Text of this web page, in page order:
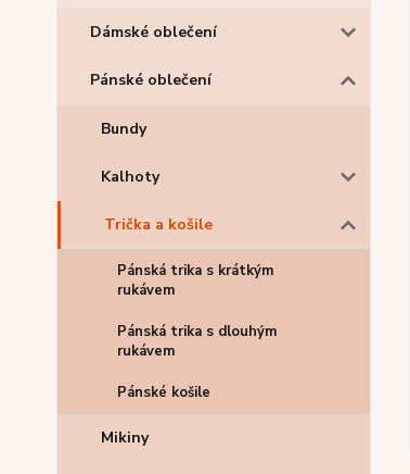
Dámské oblečení
Pánské oblečení
Bundy
Kalhoty
Trička a košile
Pánská trika s krátkým
rukávem
Pánská trika s dlouhým
rukávem
Pánské košile
Mikiny